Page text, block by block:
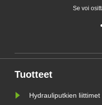
Se voi
Tuotteet
Hydrauliputkien liittimet